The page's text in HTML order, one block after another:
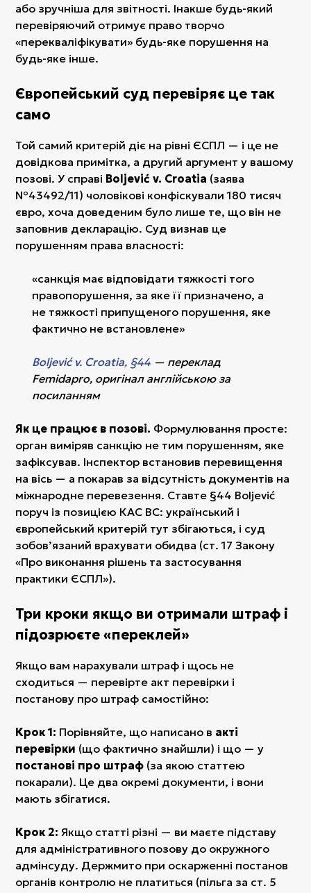
або зручніша для звітності. Інакше будь-який
перевіряючий отримує право творчо
«перекваліфікувати» будь-яке порушення на
будь-яке інше.
Європейський суд перевіряє це так
само
Той самий критерій діє на рівні ЄСПЛ — і це не
довідкова примітка, а другий аргумент у вашому
позові. У справі Boljević v. Croatia (заява
№43492/11) чоловікові конфіскували 180 тисяч
євро, хоча доведеним було лише те, що він не
заповнив декларацію. Суд визнав це
порушенням права власності:
«санкція має відповідати тяжкості того
правопорушення, за яке її призначено, а
не тяжкості припущеного порушення, яке
фактично не встановлене»
Boljević v. Croatia, §44 — переклад
Femidapro, оригінал англійською за
посиланням
Як це працює в позові. Формулювання просте:
орган виміряв санкцію не тим порушенням, яке
зафіксував. Інспектор встановив перевищення
на вісь — а покарав за відсутність документів на
міжнародне перевезення. Ставте §44 Boljević
поруч із позицією КАС ВС: український і
європейський критерій тут збігаються, і суд
зобов’язаний врахувати обидва (ст. 17 Закону
«Про виконання рішень та застосування
практики ЄСПЛ»).
Три кроки якщо ви отримали штраф і
підозрюєте «переклей»
Якщо вам нарахували штраф і щось не
сходиться — перевірте акт перевірки і
постанову про штраф самостійно:
Крок 1: Порівняйте, що написано в акті
перевірки (що фактично знайшли) і що — у
постанові про штраф (за якою статтею
покарали). Це два окремі документи, і вони
мають збігатися.
Крок 2: Якщо статті різні — ви маєте підставу
для адміністративного позову до окружного
адмінсуду. Держмито при оскарженні постанов
органів контролю не платиться (пільга за ст. 5